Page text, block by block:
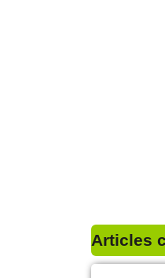
Articles